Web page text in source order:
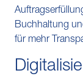
Buchhaltung
für mehr